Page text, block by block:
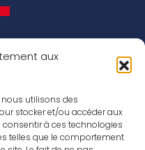
aux
nous utilisons des
stocker et/ou accéder aux
à ces technologies
telles que le comportement